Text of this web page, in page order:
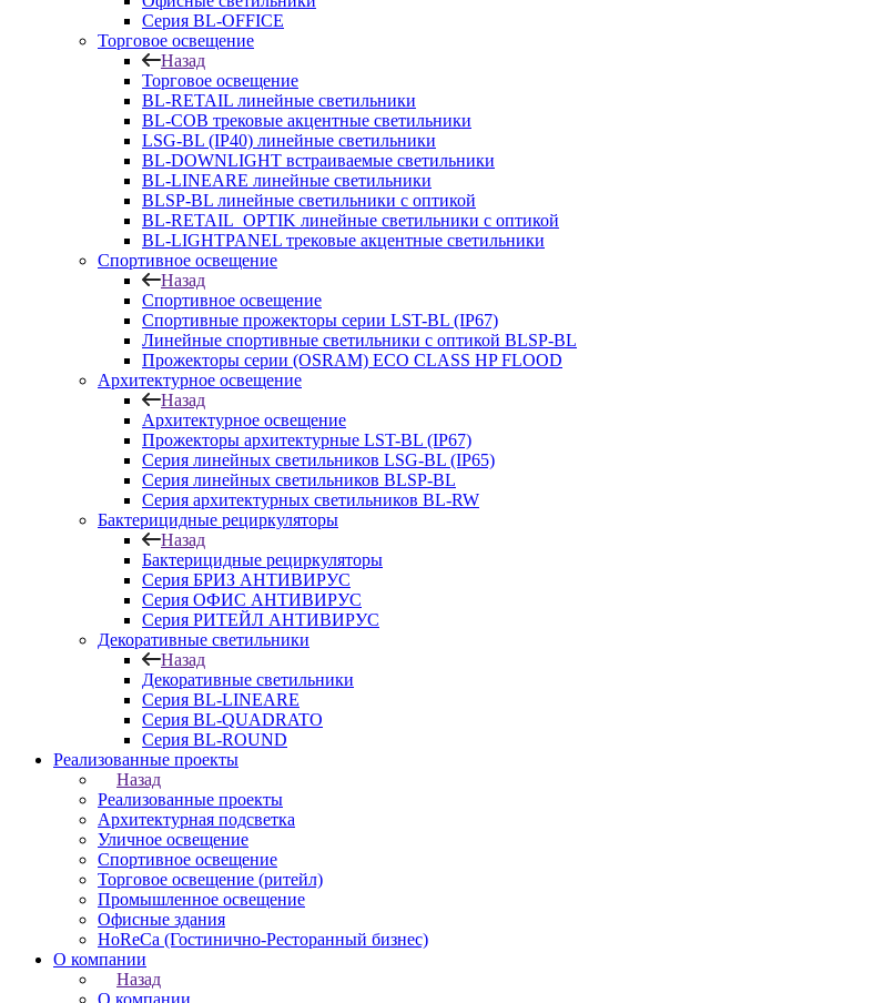
Серия BL-OFFICE
Торговое освещение
Назад
Торговое освещение
BL-RETAIL линейные светильники
BL-COB трековые акцентные светильники
LSG-BL (IP40) линейные светильники
BL-DOWNLIGHT встраиваемые светильники
BL-LINEARE линейные светильники
BLSP-BL линейные светильники с оптикой
BL-RETAIL_OPTIK линейные светильники с оптикой
BL-LIGHTPANEL трековые акцентные светильники
Спортивное освещение
Назад
Спортивное освещение
Спортивные прожекторы серии LST-BL (IP67)
Линейные спортивные светильники с оптикой BLSP-BL
Прожекторы серии (OSRAM) ECO CLASS HP FLOOD
Архитектурное освещение
Назад
Архитектурное освещение
Прожекторы архитектурные LST-BL (IP67)
Серия линейных светильников LSG-BL (IP65)
Серия линейных светильников BLSP-BL
Серия архитектурных светильников BL-RW
Бактерицидные рециркуляторы
Назад
Бактерицидные рециркуляторы
Серия БРИЗ АНТИВИРУС
Серия ОФИС АНТИВИРУС
Серия РИТЕЙЛ АНТИВИРУС
Декоративные светильники
Назад
Декоративные светильники
Серия BL-LINEARE
Серия BL-QUADRATO
Серия BL-ROUND
Реализованные проекты
Назад
Реализованные проекты
Архитектурная подсветка
Уличное освещение
Спортивное освещение
Торговое освещение (ритейл)
Промышленное освещение
Офисные здания
HoReCa (Гостинично-Ресторанный бизнес)
О компании
Назад
О компании